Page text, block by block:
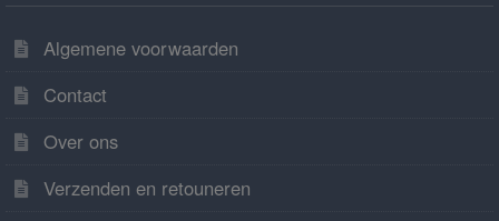
Algemene voorwaarden
Contact
Over ons
Verzenden en retouneren